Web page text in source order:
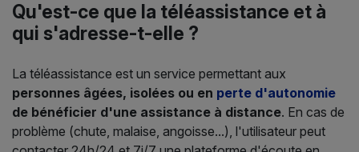
Qu'est-ce que la téléassistance et à
qui s'adresse-t-elle ?
La téléassistance est un service permettant aux
personnes âgées, isolées ou en perte d'autonomie
de bénéficier d'une assistance à distance. En cas de
problème (chute, malaise, angoisse...), l'utilisateur peut